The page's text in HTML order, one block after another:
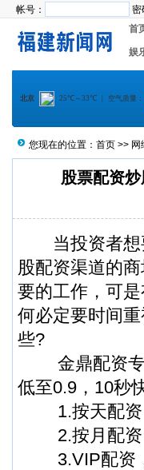
帐号： 密
首
娱
您现在的位置： 首页 >> 网
股票配资
当投资者想
股配资渠道的
要的工作，可
何必定要时间
些?
金鼎配资专
低至0.9，10秒
1.按天配资，
2.按月配资，
3.VIP配资，